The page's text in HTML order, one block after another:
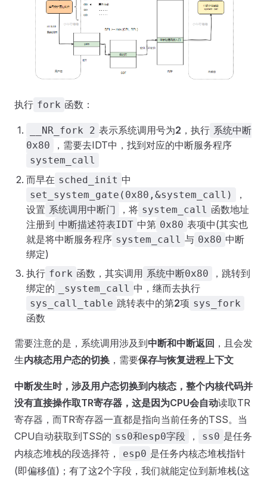
执行 fork 函数：
__NR_fork 2 表示系统调用号为2 ，执行 系统中断
0x80
，需要去IDT中，找到对应的中断服务程序
system_call
而早在 sched_init 中
set_system_gate(0x80,&system_call)
，
设置 系统调用中断门 ，将 system_call 函数地址
注册到 中断描述符表IDT 中第 0x80 表项中(其实也
就是将中断服务程序 system_call 与 0x80 中断
绑定)
执行 fork 函数，其实调用 系统中断0x80
，跳转到
绑定的
_system_call 中，继而去执行
sys_call_table 跳转表中的第2项 sys_fork
函数
需要注意的是，系统调用涉及到中断和中断返回 ，且会发
生内核态用户态的切换 ，需要保存与恢复进程上下文
中断发生时，涉及用户态切换到内核态， 整个内核代码并
没有直接操作取TR寄存器，这是因为CPU会自动读取TR
寄存器，而TR寄存器一直都是指向当前任务的TSS。当
CPU自动获取到TSS的 ss0和esp0字段 ， ss0 是任务
内核态堆栈的段选择符，
esp0 是任务内核态堆栈指针
(即偏移值)；有了这2个字段，我们就能定位到新堆栈(这